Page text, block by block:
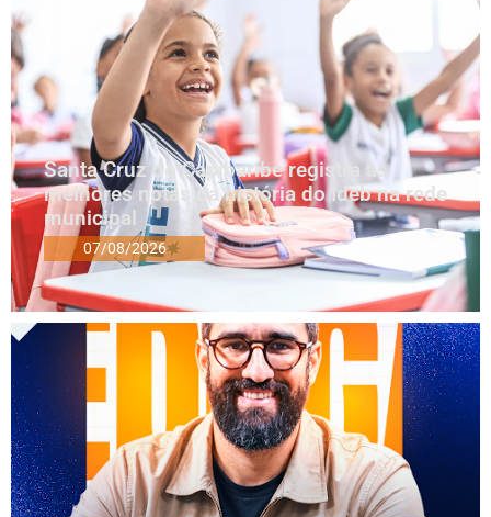
Santa Cruz do Capibaribe registra as
melhores notas da história do Ideb na rede
municipal
07/08/2026